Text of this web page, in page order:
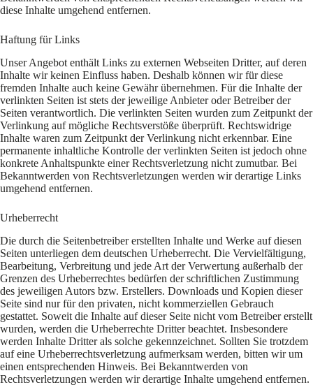
diese Inhalte umgehend entfernen.
Haftung für Links
Unser Angebot enthält Links zu externen Webseiten Dritter, auf deren
Inhalte wir keinen Einfluss haben. Deshalb können wir für diese
fremden Inhalte auch keine Gewähr übernehmen. Für die Inhalte der
verlinkten Seiten ist stets der jeweilige Anbieter oder Betreiber der
Seiten verantwortlich. Die verlinkten Seiten wurden zum Zeitpunkt der
Verlinkung auf mögliche Rechtsverstöße überprüft. Rechtswidrige
Inhalte waren zum Zeitpunkt der Verlinkung nicht erkennbar. Eine
permanente inhaltliche Kontrolle der verlinkten Seiten ist jedoch ohne
konkrete Anhaltspunkte einer Rechtsverletzung nicht zumutbar. Bei
Bekanntwerden von Rechtsverletzungen werden wir derartige Links
umgehend entfernen.
Urheberrecht
Die durch die Seitenbetreiber erstellten Inhalte und Werke auf diesen
Seiten unterliegen dem deutschen Urheberrecht. Die Vervielfältigung,
Bearbeitung, Verbreitung und jede Art der Verwertung außerhalb der
Grenzen des Urheberrechtes bedürfen der schriftlichen Zustimmung
des jeweiligen Autors bzw. Erstellers. Downloads und Kopien dieser
Seite sind nur für den privaten, nicht kommerziellen Gebrauch
gestattet. Soweit die Inhalte auf dieser Seite nicht vom Betreiber erstellt
wurden, werden die Urheberrechte Dritter beachtet. Insbesondere
werden Inhalte Dritter als solche gekennzeichnet. Sollten Sie trotzdem
auf eine Urheberrechtsverletzung aufmerksam werden, bitten wir um
einen entsprechenden Hinweis. Bei Bekanntwerden von
Rechtsverletzungen werden wir derartige Inhalte umgehend entfernen.